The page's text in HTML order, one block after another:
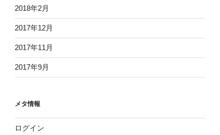
2018年2月
2017年12月
2017年11月
2017年9月
メタ情報
ログイン